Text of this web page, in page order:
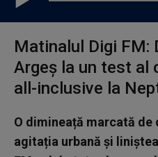
Matinalul Digi FM:
Argeș la un test al
all-inclusive la
O dimineață marcată
agitația urbană și